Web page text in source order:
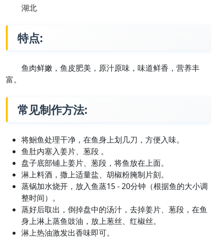
湖北
特点:
鱼肉鲜嫩，鱼皮肥美，原汁原味，味道鲜香，营养丰
富。
常见制作方法:
将鮰鱼处理干净，在鱼身上划几刀，方便入味。
鱼肚内塞入姜片、葱段 。
盘子底部铺上姜片、葱段，将鱼放在上面。
淋上料酒，撒上适量盐、胡椒粉腌制片刻。
蒸锅加水烧开，放入鱼蒸15 - 20分钟（根据鱼的大小调
整时间）。
蒸好后取出，倒掉盘中的汤汁，去掉姜片、葱段，在鱼
身上淋上蒸鱼豉油，放上葱丝、红椒丝。
淋上热油激发出香味即可。